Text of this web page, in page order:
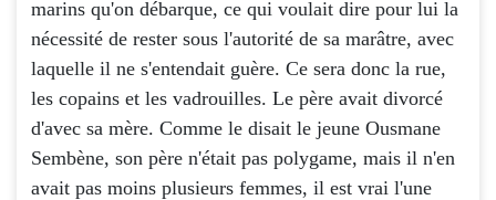
marins qu'on débarque, ce qui voulait dire pour lui la
nécessité de rester sous l'autorité de sa marâtre, avec
laquelle il ne s'entendait guère. Ce sera donc la rue,
les copains et les vadrouilles. Le père avait divorcé
d'avec sa mère. Comme le disait le jeune Ousmane
Sembène, son père n'était pas polygame, mais il n'en
avait pas moins plusieurs femmes, il est vrai l'une